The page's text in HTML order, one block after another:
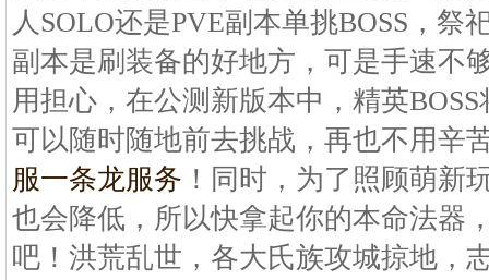
人SOLO还是PVE副本单挑BOSS，祭
副本是刷装备的好地方，可是手速不
用担心，在公测新版本中，精英
可以随时随地前去挑战，再也不用辛
服一条龙服务 ！同时，为了照顾萌新
也会降低，所以快拿起你的本命法器
吧！洪荒乱世，各大氏族攻城掠地，